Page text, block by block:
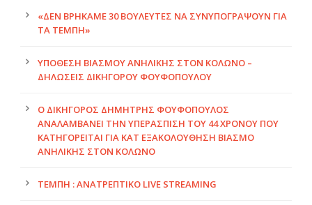
«ΔΕΝ ΒΡΉΚΑΜΕ 30 ΒΟΥΛΕΥΤΈΣ ΝΑ ΣΥΝΥΠΟΓΡΆΨΟΥΝ ΓΙΑ
ΤΑ ΤΈΜΠΗ»
ΥΠΌΘΕΣΗ ΒΙΑΣΜΟΎ ΑΝΉΛΙΚΗΣ ΣΤΟΝ ΚΟΛΩΝΌ –
ΔΗΛΏΣΕΙΣ ΔΙΚΗΓΌΡΟΥ ΦΟΥΦΌΠΟΥΛΟΥ
Ο ΔΙΚΗΓΟΡΟΣ ΔΗΜΗΤΡΗΣ ΦΟΥΦΌΠΟΥΛΟΣ
ΑΝΑΛΑΜΒΆΝΕΙ ΤΗΝ ΥΠΕΡΑΣΠΙΣΗ ΤΟΥ 44 ΧΡΌΝΟΥ ΠΟΥ
ΚΑΤΗΓΟΡΕΊΤΑΙ ΓΙΑ ΚΑΤ ΕΞΑΚΟΛΟΎΘΗΣΗ ΒΙΑΣΜΌ
ΑΝΉΛΙΚΗΣ ΣΤΟΝ ΚΟΛΩΝΌ
ΤΈΜΠΗ : ΑΝΑΤΡΕΠΤΙΚΟ LIVE STREAMING